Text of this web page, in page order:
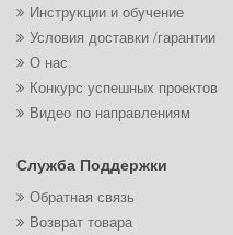
Инструкции и обучение
Условия доставки /гарантии
О нас
Конкурс успешных проектов
Видео по направлениям
Служба Поддержки
Обратная связь
Возврат товара